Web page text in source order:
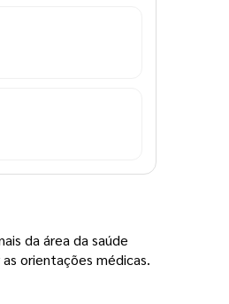
da área da saúde
orientações médicas.